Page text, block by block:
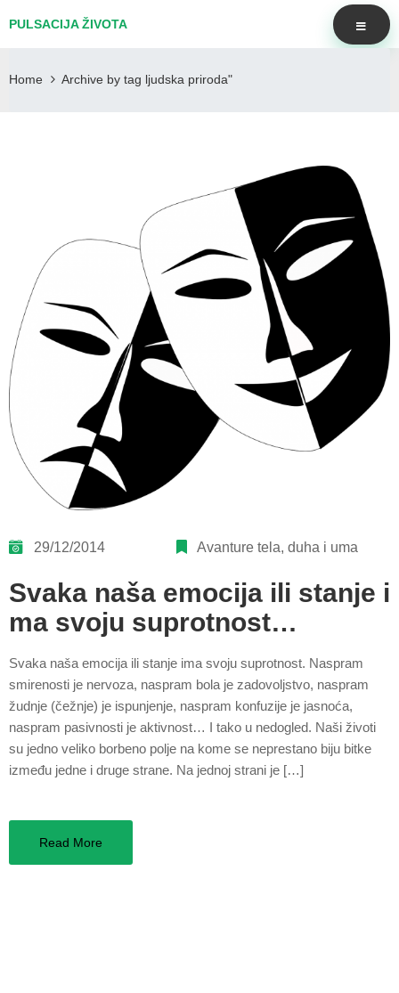
PULSACIJA ŽIVOTA
Home Archive by tag ljudska priroda"
29/12/2014 Avanture tela, duha i uma
Svaka naša emocija ili stanje i
ma svoju suprotnost…
Svaka naša emocija ili stanje ima svoju suprotnost. Naspram
smirenosti je nervoza, naspram bola je zadovoljstvo, naspram
žudnje (čežnje) je ispunjenje, naspram konfuzije je jasnoća,
naspram pasivnosti je aktivnost… I tako u nedogled. Naši životi
su jedno veliko borbeno polje na kome se neprestano biju bitke
između jedne i druge strane. Na jednoj strani je […]
Read More